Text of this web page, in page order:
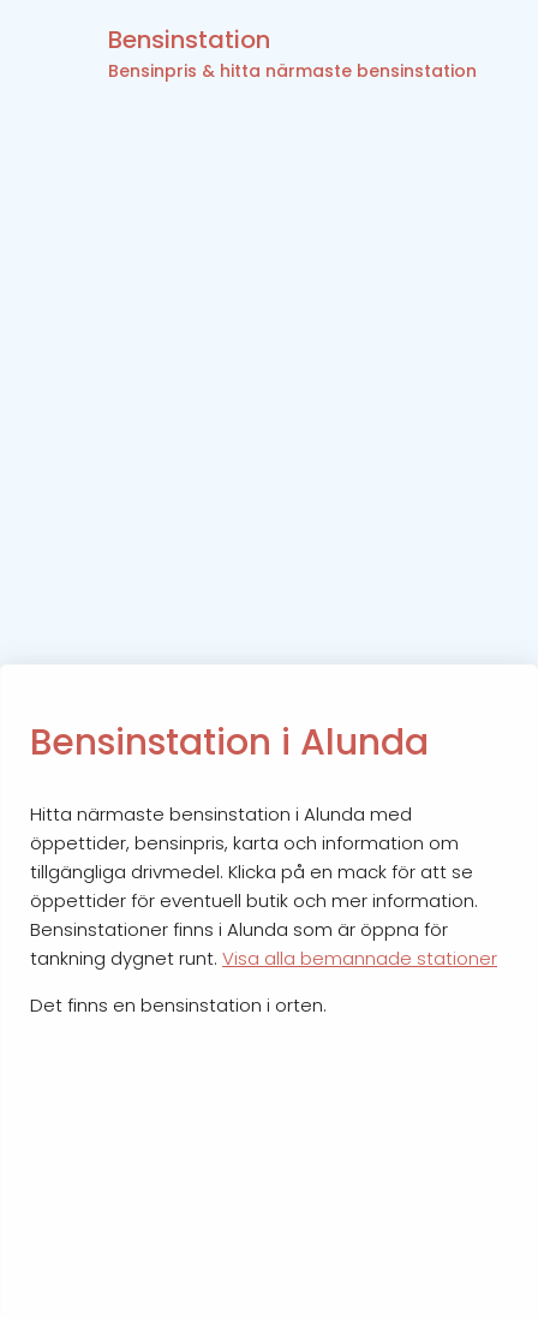
Bensinstation
Bensinpris & hitta närmaste bensinstation
Bensinstation i Alunda
Hitta närmaste bensinstation i Alunda med
öppettider, bensinpris, karta och information om
tillgängliga drivmedel. Klicka på en mack för att se
öppettider för eventuell butik och mer information.
Bensinstationer finns i Alunda som är öppna för
tankning dygnet runt. Visa alla bemannade stationer
Det finns en bensinstation i orten.